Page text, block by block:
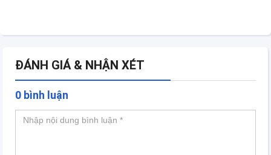
ĐÁNH GIÁ & NHẬN XÉT
0 bình luận